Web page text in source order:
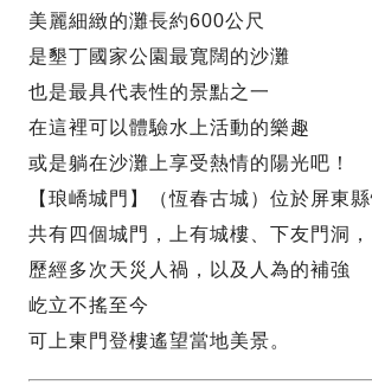
美麗細緻的灘長約600公尺
是墾丁國家公園最寬闊的沙灘
也是最具代表性的景點之一
在這裡可以體驗水上活動的樂趣
或是躺在沙灘上享受熱情的陽光吧！
【琅嶠城門】（恆春古城）位於屏東
共有四個城門，上有城樓、下友門洞，
歷經多次天災人禍，以及人為的補強
屹立不搖至今
可上東門登樓遙望當地美景。